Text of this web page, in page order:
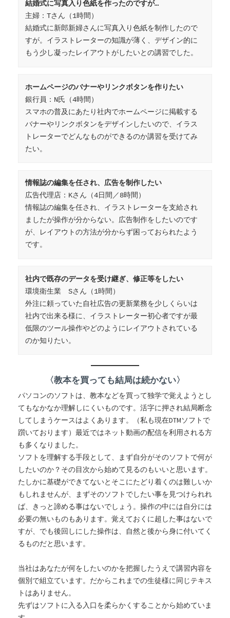
結婚式に写真入り色紙を作ったのですが…
主婦：Tさん（1時間）
結婚式に新郎新婦さんに写真入り色紙を制作したので
すが。イラストレーターの知識が薄く、デザイン的に
もう少し凝ったレイアウトがしたいとの講習でした。
ホームページのバナーやリンクボタンを作りたい
銀行員：N氏（4時間）
スマホの普及にあたり社内でホームページに掲載する
バナーやリンクボタンをデザインしたいので、イラス
トレーターでどんなものができるのか講習を受けてみ
たい。
情報誌の編集を任され、広告を制作したい
広告代理店：Kさん（4日間／8時間）
情報誌の編集を任され、イラストレーターを支給され
ましたが操作が分からない。広告制作をしたいのです
が、レイアウトの方法が分からず困っておられたよう
です。
社内で既存のデータを受け継ぎ、修正等をしたい
環境衛生業　Sさん（1時間）
外注に頼っていた自社広告の更新業務を少しくらいは
社内で出来る様に、イラストレーター初心者ですが最
低限のツール操作やどのようにレイアウトされている
のか知りたい。
〈教本を買っても結局は続かない〉
パソコンのソフトは、教本などを買って独学で覚えようとし
てもなかなか理解しにくいものです。活字に押され結局断念
してしまうケースはよくあります。（私も現在DTMソフトで
躓いております）最近ではネット動画の配信を利用される方
も多くなりました。
ソフトを理解する手段として、まず自分がそのソフトで何が
したいのか？その目次から始めて見るのもいいと思います。
たしかに基礎ができてないとそこにたどり着くのは難しいか
もしれませんが、まずそのソフトでしたい事を見つけられれ
ば、きっと諦める事はないでしょう。操作の中には自分には
必要の無いものもあります。覚えておくに超した事はないで
すが、でも後回しにした操作は、自然と後から身に付いてく
るものだと思います。
当社はあなたが何をしたいのかを把握したうえで講習内容を
個別で組立ています。だからこれまでの生徒様に同じテキス
トはありません。
先ずはソフトに入る入口を柔らかくすることから始めていま